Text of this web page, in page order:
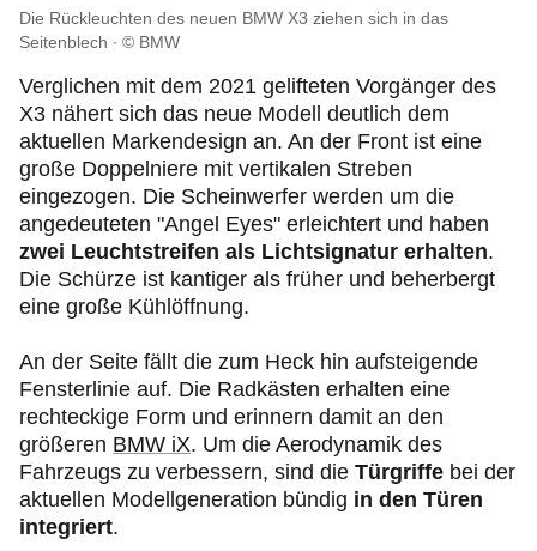
Die Rückleuchten des neuen BMW X3 ziehen sich in das
Seitenblech
© BMW
Verglichen mit dem 2021 gelifteten Vorgänger des
X3 nähert sich das neue Modell deutlich dem
aktuellen Markendesign an. An der Front ist eine
große Doppelniere mit vertikalen Streben
eingezogen. Die Scheinwerfer werden um die
angedeuteten "Angel Eyes" erleichtert und haben
zwei Leuchtstreifen als Lichtsignatur erhalten.
Die Schürze ist kantiger als früher und beherbergt
eine große Kühlöffnung.
An der Seite fällt die zum Heck hin aufsteigende
Fensterlinie auf. Die Radkästen erhalten eine
rechteckige Form und erinnern damit an den
größeren BMW iX. Um die Aerodynamik des
Fahrzeugs zu verbessern, sind die Türgriffe bei der
aktuellen Modellgeneration bündig in den Türen
integriert.